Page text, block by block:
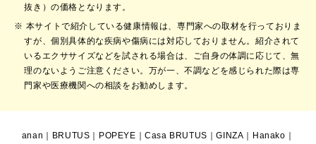
抜き）の価格となります。
本サイトで紹介している健康情報は、専門家への取材を行っておりま
すが、個別具体的な疾病や傷病には対応しておりません。紹介されて
いるエクササイズなどを試される場合は、ご自身の体調に応じて、無
理のないようご注意ください。万が一、不調などを感じられた際は専
門家や医療機関への相談をお勧めします。
anan ｜ BRUTUS ｜ POPEYE ｜Casa BRUTUS ｜GINZA ｜ Hanako ｜